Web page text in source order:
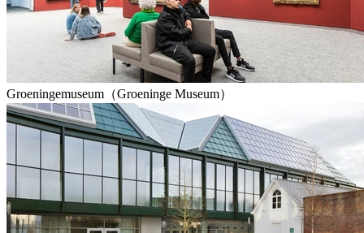
Groeningemuseum（Groeninge Museum）